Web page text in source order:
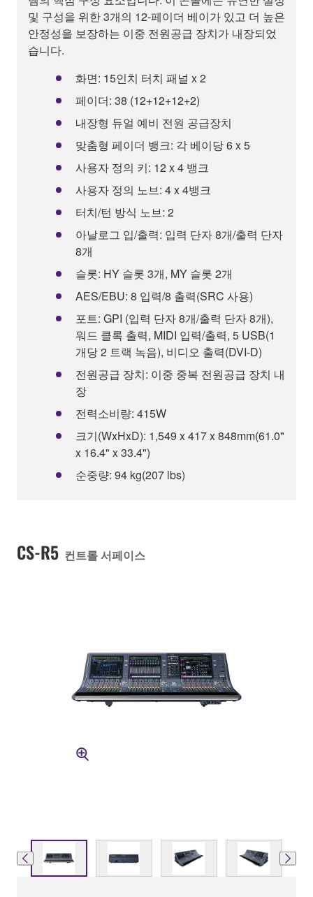
및 구성을 위한 3개의 12-페이더 베이가 있고 더 높은
안정성을 보장하는 이중 전원공급 장치가 내장되었
습니다.
화면: 15인치 터치 패널 x 2
페이더: 38 (12+12+12+2)
내장형 듀얼 예비 전원 공급장치
맞춤형 페이더 뱅크: 각 베이당 6 x 5
사용자 정의 키: 12 x 4 뱅크
사용자 정의 노브: 4 x 4뱅크
터치/턴 방식 노브: 2
아날로그 입/출력: 입력 단자 8개/출력 단자
8개
슬롯: HY 슬롯 3개, MY 슬롯 2개
AES/EBU: 8 입력/8 출력(SRC 사용)
포트: GPI (입력 단자 8개/출력 단자 8개),
워드 클록 출력, MIDI 입력/출력, 5 USB(1
개당 2 트랙 녹음), 비디오 출력(DVI-D)
전원공급 장치: 이중 중복 전원공급 장치 내
장
전력소비량: 415W
크기(WxHxD): 1,549 x 417 x 848mm(61.0"
x 16.4" x 33.4")
순중량: 94 kg(207 lbs)
CS-R5 컨트롤 서페이스